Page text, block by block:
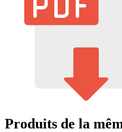
Produits de la